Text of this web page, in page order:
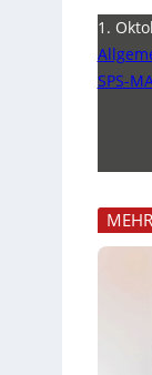
1.
SPS-